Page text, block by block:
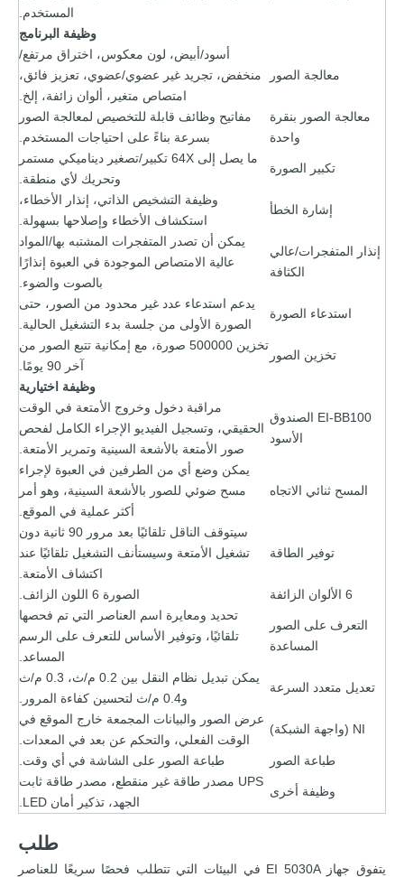
المستخدم.
وظيفة البرنامج
معالجة الصور
أسود/أبيض، لون معكوس، اختراق مرتفع/
منخفض، تجريد غير عضوي/عضوي، تعزيز فائق،
امتصاص متغير، ألوان زائفة، إلخ.
معالجة الصور بنقرة
واحدة
مفاتيح وظائف قابلة للتخصيص لمعالجة الصور
بسرعة بناءً على احتياجات المستخدم.
تكبير الصورة
ما يصل إلى 64X تكبير/تصغير ديناميكي مستمر
وتحريك لأي منطقة.
إشارة الخطأ
وظيفة التشخيص الذاتي، إنذار الأخطاء،
استكشاف الأخطاء وإصلاحها بسهولة.
إنذار المتفجرات/عالي
الكثافة
يمكن أن تصدر المتفجرات المشتبه بها/المواد
عالية الامتصاص الموجودة في العبوة إنذارًا
بالصوت والضوء.
استدعاء الصورة
يدعم استدعاء عدد غير محدود من الصور، حتى
الصورة الأولى من جلسة بدء التشغيل الحالية.
تخزين الصور
تخزين 500000 صورة، مع إمكانية تتبع الصور من
آخر 90 يومًا.
وظيفة اختيارية
EI-BB100 الصندوق
الأسود
مراقبة دخول وخروج الأمتعة في الوقت
الحقيقي، وتسجيل الفيديو الإجراء الكامل لفحص
صور الأمتعة بالأشعة السينية وتمرير الأمتعة.
المسح ثنائي الاتجاه
يمكن وضع أي من الطرفين في العبوة لإجراء
مسح ضوئي للصور بالأشعة السينية، وهو أمر
أكثر عملية في الموقع.
توفير الطاقة
سيتوقف الناقل تلقائيًا بعد مرور 90 ثانية دون
تشغيل الأمتعة وسيستأنف التشغيل تلقائيًا عند
اكتشاف الأمتعة.
6 الألوان الزائفة
الصورة 6 اللون الزائف.
التعرف على الصور
المساعدة
تحديد ومعايرة اسم العناصر التي تم فحصها
تلقائيًا، وتوفير الأساس للتعرف على الرسم
المساعد.
تعديل متعدد السرعة
يمكن تبديل نظام النقل بين 0.2 م/ث، 0.3 م/ث
و0.4 م/ث لتحسين كفاءة المرور.
NI (واجهة الشبكة)
عرض الصور والبيانات المجمعة خارج الموقع في
الوقت الفعلي، والتحكم عن بعد في المعدات.
طباعة الصور
طباعة الصور على الشاشة في أي وقت.
وظيفة أخرى
UPS مصدر طاقة غير منقطع، مصدر طاقة ثابت
الجهد، تذكير أمان LED.
طلب
يتفوق جهاز EI 5030A في البيئات التي تتطلب فحصًا سريعًا للعناصر